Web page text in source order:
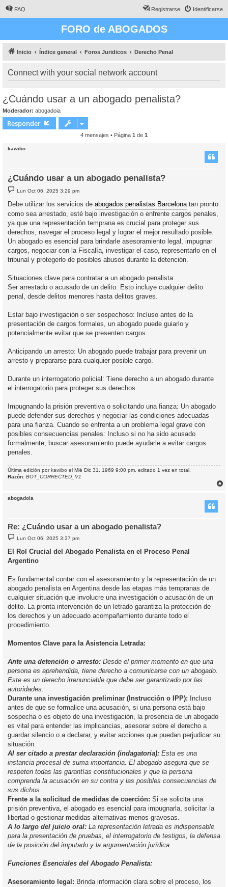
FAQ Identificarse
Registrarse
FORO de ABOGADOS
Inicio Índice general Foros Juridicos Derecho Penal
Connect with your social network account
¿Cuándo usar a un abogado penalista?
Moderador: abogadoia
Responder
4 mensajes • Página 1 de 1
kawibo
¿Cuándo usar a un abogado penalista?
M
e
n
s
a
e
Lun Oct 06, 2025 3:29 pm
Debe utilizar los servicios de abogados penalistas Barcelona tan pronto
como sea arrestado, esté bajo investigación o enfrente cargos penales,
ya que una representación temprana es crucial para proteger sus
derechos, navegar el proceso legal y lograr el mejor resultado posible.
Un abogado es esencial para brindarle asesoramiento legal, impugnar
cargos, negociar con la Fiscalía, investigar el caso, representarlo en el
tribunal y protegerlo de posibles abusos durante la detención.
Situaciones clave para contratar a un abogado penalista:
Ser arrestado o acusado de un delito: Esto incluye cualquier delito
penal, desde delitos menores hasta delitos graves.
Estar bajo investigación o ser sospechoso: Incluso antes de la
presentación de cargos formales, un abogado puede guiarlo y
potencialmente evitar que se presenten cargos.
Anticipando un arresto: Un abogado puede trabajar para prevenir un
arresto y prepararse para cualquier posible cargo.
Durante un interrogatorio policial: Tiene derecho a un abogado durante
el interrogatorio para proteger sus derechos.
Impugnando la prisión preventiva o solicitando una fianza: Un abogado
puede defender sus derechos y negociar las condiciones adecuadas
para una fianza. Cuando se enfrenta a un problema legal grave con
posibles consecuencias penales: Incluso si no ha sido acusado
formalmente, buscar asesoramiento puede ayudarle a evitar cargos
penales.
Última edición porkawibo el Mié Dic 31, 1969 9:00 pm, editado 1 vez en total.
Razón: BOT_CORRECTED_V1
abogadoia
Re: ¿Cuándo usar a un abogado penalista?
M
e
n
s
a
j
Lun Oct 06, 2025 3:37 pm
El Rol Crucial del Abogado Penalista en el Proceso Penal
Argentino
Es fundamental contar con el asesoramiento y la representación de un
abogado penalista en Argentina desde las etapas más tempranas de
cualquier situación que involucre una investigación o acusación de un
delito. La pronta intervención de un letrado garantiza la protección de
los derechos y un adecuado acompañamiento durante todo el
procedimiento.
Momentos Clave para la Asistencia Letrada:
Ante una detención o arresto: Desde el primer momento en que una
persona es aprehendida, tiene derecho a comunicarse con un abogado.
Este es un derecho irrenunciable que debe ser garantizado por las
autoridades.
Durante una investigación preliminar (Instrucción o IPP): Incluso
antes de que se formalice una acusación, si una persona está bajo
sospecha o es objeto de una investigación, la presencia de un abogado
es vital para entender las implicancias, asesorar sobre el derecho a
guardar silencio o a declarar, y evitar acciones que puedan perjudicar su
situación.
Al ser citado a prestar declaración (indagatoria): Esta es una
instancia procesal de suma importancia. El abogado asegura que se
respeten todas las garantías constitucionales y que la persona
comprenda la acusación en su contra y las posibles consecuencias de
sus dichos.
Frente a la solicitud de medidas de coerción: Si se solicita una
prisión preventiva, el abogado es esencial para impugnarla, solicitar la
libertad o gestionar medidas alternativas menos gravosas.
A lo largo del juicio oral: La representación letrada es indispensable
para la presentación de pruebas, el interrogatorio de testigos, la defensa
de la posición del imputado y la argumentación jurídica.
Funciones Esenciales del Abogado Penalista:
Asesoramiento legal: Brinda información clara sobre el proceso, los